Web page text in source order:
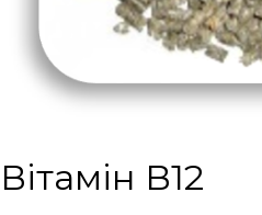
Вітамін В12